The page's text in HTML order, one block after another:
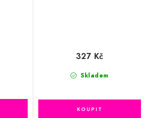
Skladem
327 Kč